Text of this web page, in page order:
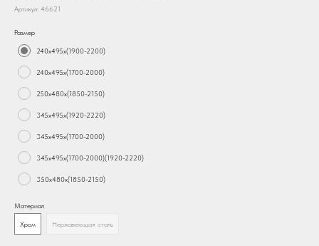
Артикул: 46621
Размер
240х495х(1900-2200)
240х495х(1700-2000)
250х480х(1850-2150)
345х495х(1920-2220)
345х495х(1700-2000)
345х495х(1700-2000)(1920-2220)
350х480х(1850-2150)
Материал
Хром Нержавеющая сталь